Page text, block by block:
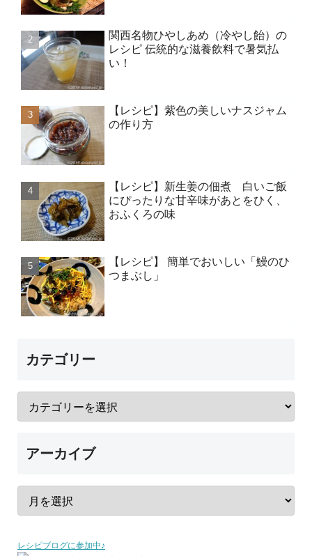
関西名物ひやしあめ（冷やし飴）の
レシピ 伝統的な滋養飲料で暑気払
い！
【レシピ】紫色の美しいナスジャム
の作り方
【レシピ】新生姜の佃煮 白いご飯
にぴったりな甘辛味があとをひく、
おふくろの味
【レシピ】 簡単でおいしい「鰻のひ
つまぶし」
カテゴリー
アーカイブ
レシピブログに参加中♪